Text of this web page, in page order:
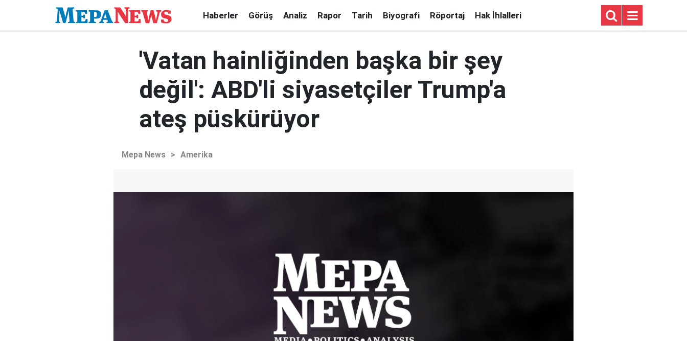
Haberler Görüş Analiz Rapor Tarih Biyografi Röportaj Hak İhlalleri
'Vatan hainliğinden başka bir şey
değil': ABD'li siyasetçiler Trump'a
ateş püskürüyor
Mepa News > Amerika